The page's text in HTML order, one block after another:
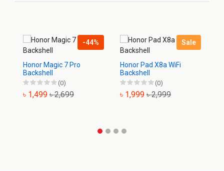
-44%
Honor Magic 7 Pro
Backshell
(0)
৳ 1,499 ৳ 2,699
Sale
Honor Pad X8a WiFi
Backshell
(0)
৳ 1,999 ৳ 2,999